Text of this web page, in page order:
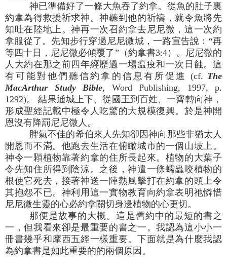
神已準備好了一條大魚吞了約拿。從魚的肚子裏
約拿為得救援祈求神。神聽到他的祈禱，就令魚將先
知吐在陸地上。神再一次召約拿去尼尼微，這一次約
拿服從了。先知步行穿過尼尼微城，一路宣告說﹕“再
等四十日，尼尼微必傾覆了”（約拿書3:4）。尼尼微的
人大約在那之前四年經歷過一場瘟疫和一次日蝕。這
有可能對他們聽信約拿的信息有所促進 (cf. The
MacArthur Study Bible, Word Publishing, 1997, p.
1292)。 結果通城上下、從國王到百姓、一齊轉向神，
形成聖經記載中極令人吃驚的大規模復興。於是神開
恩沒有降罰尼尼微人。
脾氣不佳的希伯來人先知卻因神向那些非猶太人
開恩而不滿。他跑去生活在俯瞰城市的一個山坡上。
神令一顆植物靠著約拿的住所長起來。植物的大葉子
令先知住所得到陰涼。之後，神遣一條蠕蟲咬植物的
根使它死去，接著神送一陣熱風擊打在約拿的頭上令
其抱怨不已。神利用這一實物教育向約拿表明祂憐惜
尼尼微生靈的心必約拿關切身邊植物的心更切。
那便是故事的大概。這是舊約中的最短的書之
一，但我看來卻是最重要的書之一。我認為這小小一
冊書幾乎和摩西五經一樣重要。下面就是為什麼我認
為約拿書是如此重要的的兩個原因。